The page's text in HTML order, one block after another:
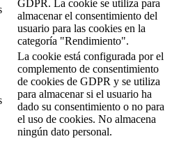
GDPR. La cookie se utiliza para
almacenar el consentimiento del
usuario para las cookies en la
categoría "Rendimiento".
La cookie está configurada por el
complemento de consentimiento
de cookies de GDPR y se utiliza
para almacenar si el usuario ha
dado su consentimiento o no para
el uso de cookies. No almacena
ningún dato personal.